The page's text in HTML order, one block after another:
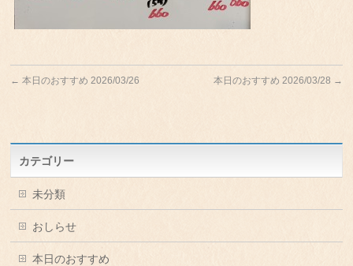
← 本日のおすすめ 2026/03/26 本日のおすすめ 2026/03/28 →
カテゴリー
未分類
おしらせ
本日のおすすめ